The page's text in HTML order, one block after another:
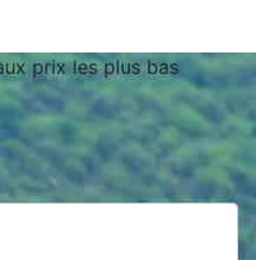
prix les plus bas